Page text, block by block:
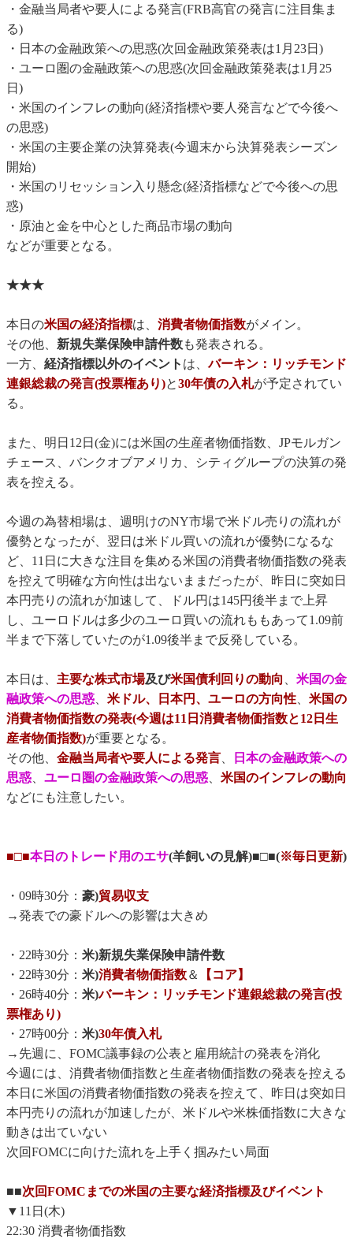
・金融当局者や要人による発言(FRB高官の発言に注目集ま
る)
・日本の金融政策への思惑(次回金融政策発表は1月23日)
・ユーロ圏の金融政策への思惑(次回金融政策発表は1月25
日)
・米国のインフレの動向(経済指標や要人発言などで今後へ
の思惑)
・米国の主要企業の決算発表(今週末から決算発表シーズン
開始)
・米国のリセッション入り懸念(経済指標などで今後への思
惑)
・原油と金を中心とした商品市場の動向
などが重要となる。
★★★
本日の米国の経済指標は、 消費者物価指数がメイン。
その他、 新規失業保険申請件数も発表される。
一方、 経済指標以外のイベント は、バーキン：リッチモンド
連銀総裁の発言(投票権あり)と30年債の入札が予定されてい
る。
また、明日12日(金)には米国の生産者物価指数、JPモルガン
チェース、バンクオブアメリカ、シティグループの決算の発
表を控える。
今週の為替相場は、週明けのNY市場で米ドル売りの流れが
優勢となったが、翌日は米ドル買いの流れが優勢になるな
ど、11日に大きな注目を集める米国の消費者物価指数の発表
を控えて明確な方向性は出ないままだったが、昨日に突如日
本円売りの流れが加速して、ドル円は145円後半まで上昇
し、ユーロドルは多少のユーロ買いの流れももあって1.09前
半まで下落していたのが1.09後半まで反発している。
本日は、 主要な株式市場及び米国債利回りの動向 、 米国の金
融政策への思惑、 米ドル、日本円、ユーロの方向性、 米国の
消費者物価指数の発表(今週は11日消費者物価指数と12日生
産者物価指数)が重要となる。
その他、 金融当局者や要人による発言、
日本の金融政策への
思惑、 ユーロ圏の金融政策への思惑、 米国のインフレの動向
などにも注意したい。
■□■本日のトレード用のエサ(羊飼いの見解)■□■(※毎日更新)
・09時30分： 豪)貿易収支
→発表での豪ドルへの影響は大きめ
・22時30分： 米)新規失業保険申請件数
・22時30分： 米)消費者物価指数＆
【コア】
・26時40分： 米)バーキン：リッチモンド連銀総裁の発言(投
票権あり)
・27時00分： 米)30年債入札
→先週に、FOMC議事録の公表と雇用統計の発表を消化
今週には、消費者物価指数と生産者物価指数の発表を控える
本日に米国の消費者物価指数の発表を控えて、昨日は突如日
本円売りの流れが加速したが、米ドルや米株価指数に大きな
動きは出ていない
次回FOMCに向けた流れを上手く掴みたい局面
■■次回FOMCまでの米国の主要な経済指標及びイベント
▼11日(木)
22:30 消費者物価指数